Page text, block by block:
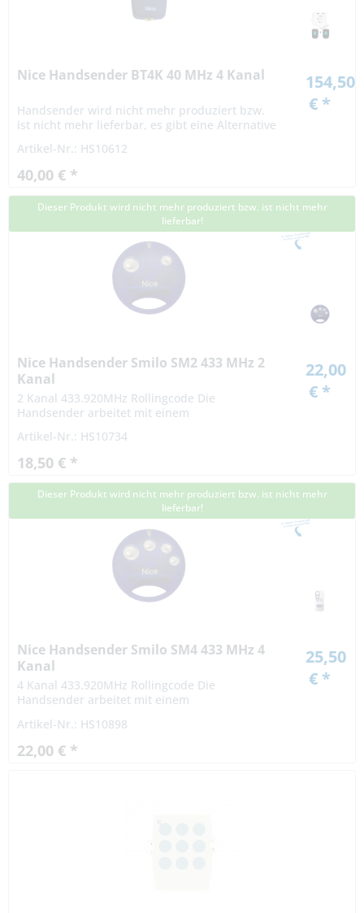
Nice Handsender BT4K 40 MHz 4 Kanal
Handsender wird nicht mehr produziert bzw.
ist nicht mehr lieferbar, es gibt eine Alternative
Artikel-Nr.: HS10612
40,00 € *
154,50
€ *
Dieser Produkt wird nicht mehr produziert bzw. ist nicht mehr
lieferbar!
Nice Handsender Smilo SM2 433 MHz 2
Kanal
2 Kanal 433.920MHz Rollingcode Die
Handsender arbeitet mit einem
Rollingcodeverfahren ist hochsicher. Das Signal
variiert nach...
Artikel-Nr.: HS10734
18,50 € *
22,00
€ *
Dieser Produkt wird nicht mehr produziert bzw. ist nicht mehr
lieferbar!
Nice Handsender Smilo SM4 433 MHz 4
Kanal
4 Kanal 433.920MHz Rollingcode Die
Handsender arbeitet mit einem
Rollingcodeverfahren ist hochsicher. Das Signal
variiert nach...
Artikel-Nr.: HS10898
22,00 € *
25,50
€ *